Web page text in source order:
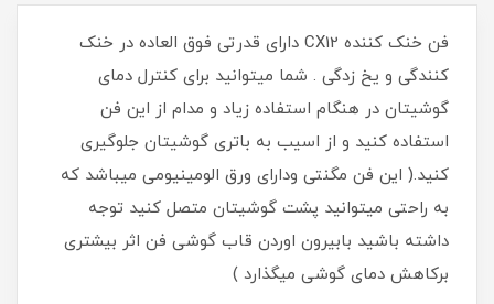
فن خنک کننده CX12 دارای قدرتی فوق العاده در خنک
کنندگی و یخ زدگی . شما میتوانید برای کنترل دمای
گوشیتان در هنگام استفاده زیاد و مدام از این فن
استفاده کنید و از اسیب به باتری گوشیتان جلوگیری
کنید.( این فن مگنتی ودارای ورق الومینیومی میباشد که
به راحتی میتوانید پشت گوشیتان متصل کنید توجه
داشته باشید بابیرون اوردن قاب گوشی فن اثر بیشتری
برکاهش دمای گوشی میگذارد )